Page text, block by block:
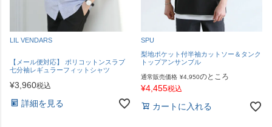
LIL VENDARS
【メール便対応】 ポリコットンスラブ
七分袖レギュラーフィットシャツ
¥3,960税込
詳細を見る
SPU
梨地ポケット付半袖カットソー＆タンク
トップアンサンブル
通常販売価格 ¥4,950のところ
¥4,455税込
カートに入れる